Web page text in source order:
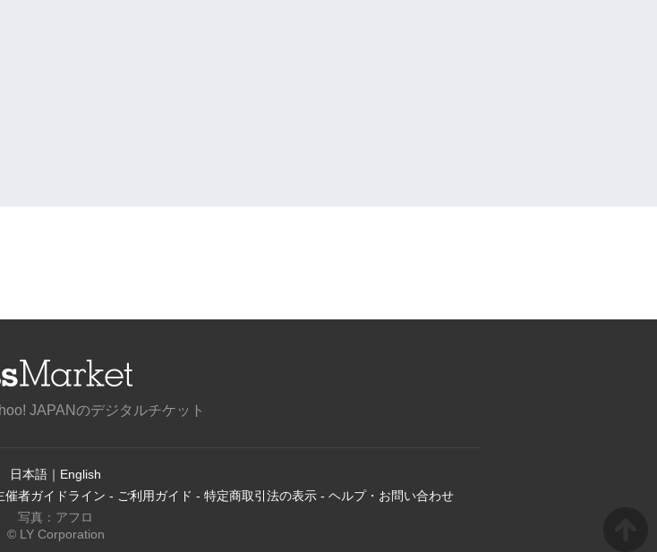
JAPANのデジタルチケット
日本語 ｜ English
催者ガイドライン - ご利用ガイド - 特定商取引法の表示 - ヘルプ・お問い合わせ
写真：アフロ
© LY Corporation